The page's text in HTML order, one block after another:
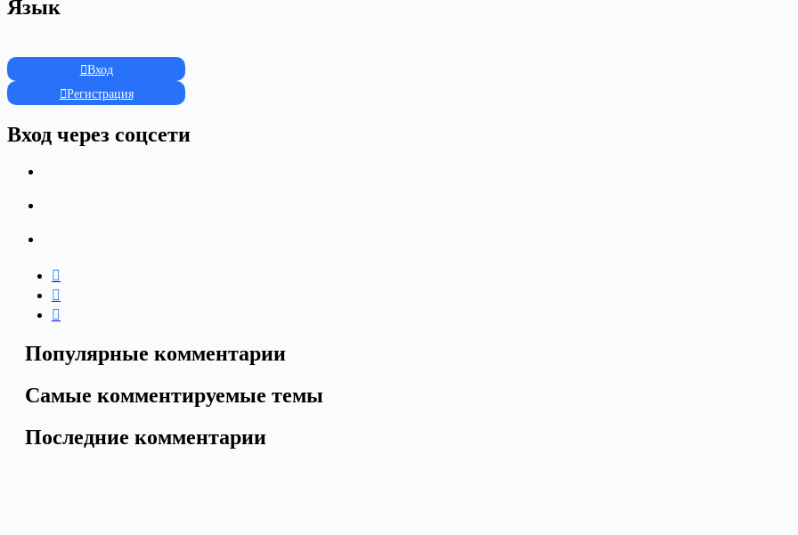
Язык
Вход
Регистрация
Вход через соцсети
Популярные комментарии
Самые комментируемые темы
Последние комментарии